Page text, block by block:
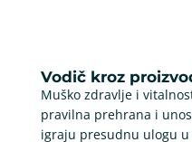
Vodič kroz
Muško zdravlje i
pravilna prehrana i
igraju presudnu ulogu